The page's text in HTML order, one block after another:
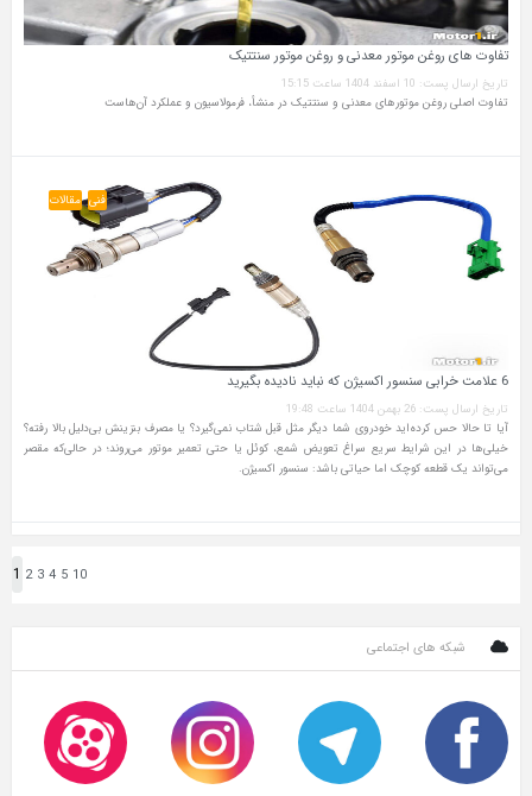
تفاوت‌ های روغن موتور معدنی و روغن موتور سنتتیک
تاریخ ارسال پست: 10 اسفند 1404 ساعت 15:15
تفاوت اصلی روغن موتورهای معدنی و سنتتیک در منشأ، فرمولاسیون و عملکرد آن‌هاست
فنی مقالات
6 علامت خرابی سنسور اکسیژن که نباید نادیده بگیرید
تاریخ ارسال پست: 26 بهمن 1404 ساعت 19:48
آیا تا حالا حس کرده‌اید خودروی شما دیگر مثل قبل شتاب نمی‌گیرد؟ یا مصرف بنزینش بی‌دلیل بالا رفته؟
خیلی‌ها در این شرایط سریع سراغ تعویض شمع، کوئل یا حتی تعمیر موتور می‌روند؛ در حالی‌که مقصر
می‌تواند یک قطعه کوچک اما حیاتی باشد: سنسور اکسیژن.
1 2 3 4 5 10
شبکه های اجتماعی